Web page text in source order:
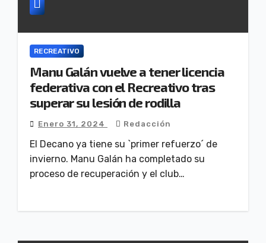
RECREATIVO
Manu Galán vuelve a tener licencia
federativa con el Recreativo tras
superar su lesión de rodilla
Enero 31, 2024 Redacción
El Decano ya tiene su `primer refuerzo´ de
invierno. Manu Galán ha completado su
proceso de recuperación y el club…